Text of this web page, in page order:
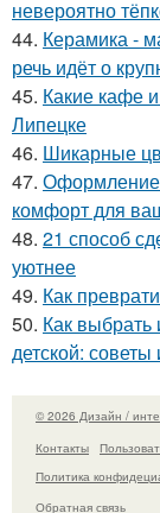
невероятно
44. Керамика -
речь идёт о
45. Какие кафе
Липецке
46. Шикарные
47. Оформление
комфорт для
48. 21 способ
уютнее
49. Как
50. Как выбрать
детской:
© 2026 Дизайн /
Контакты
Политика
Обратная связь